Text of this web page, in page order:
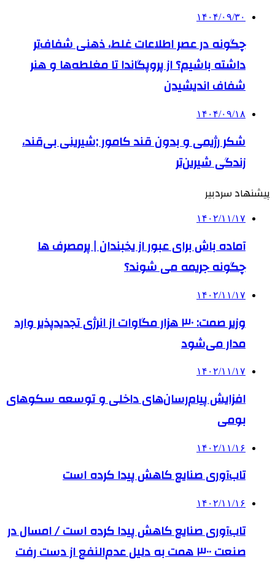
۱۴۰۴/۰۹/۳۰
چگونه در عصر اطلاعات غلط، ذهنی شفاف‌تر
داشته باشیم؟ از پروپگاندا تا مغلطه‌ها و هنر
شفاف اندیشیدن
۱۴۰۴/۰۹/۱۸
شکر رژیمی و بدون قند کامور ;شیرینی بی‌قند،
زندگی شیرین‌تر
پیشنهاد سردبیر
۱۴۰۲/۱۱/۱۷
آماده باش برای عبور از یخبندان | پرمصرف ها
چگونه جریمه می شوند؟
۱۴۰۲/۱۱/۱۷
وزیر صمت: ۳۰ هزار مگاوات از انرژی تجدیدپذیر وارد
مدار می‌شود
۱۴۰۲/۱۱/۱۷
افزایش پیام‌رسان‌های داخلی و توسعه سکوهای
بومی
۱۴۰۲/۱۱/۱۶
تاب‌آوری صنایع کاهش پیدا کرده است
۱۴۰۲/۱۱/۱۶
تاب‌آوری صنایع کاهش پیدا کرده است / امسال در
صنعت ۳۰۰ همت به دلیل عدم‌النفع از دست رفت